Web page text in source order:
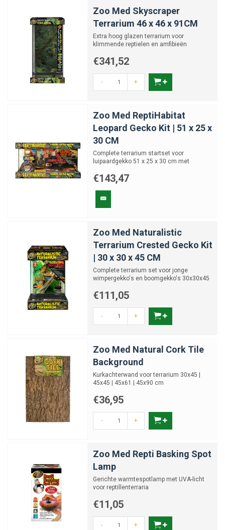
Zoo Med Skyscraper
Terrarium 46 x 46 x 91CM
Extra hoog glazen terrarium voor
klimmende reptielen en amfibieën
€341,52
- +
Zoo Med ReptiHabitat
Leopard Gecko Kit | 51 x 25 x
30 CM
Complete terrarium startset voor
luipaardgekko 51 x 25 x 30 cm met
€143,47
Zoo Med Naturalistic
Terrarium Crested Gecko Kit
| 30 x 30 x 45 CM
Complete terrarium set voor jonge
wimpergekko's en boomgekko's 30x30x45
€111,05
- +
Zoo Med Natural Cork Tile
Background
Kurkachterwand voor terrarium 30x45 |
45x45 | 45x61 | 45x90 cm
€36,95
- +
Zoo Med Repti Basking Spot
Lamp
Gerichte warmtespotlamp met UVA-licht
voor reptillenterraria
€11,05
- +